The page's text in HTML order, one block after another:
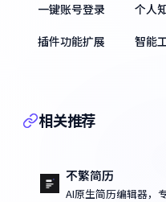
一键账号登录 个人
插件功能扩展
智能
相关推荐
不繁简历
AI原生简历编辑器，